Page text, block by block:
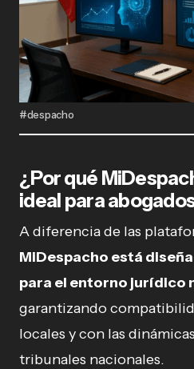
#despacho
¿Por qué
ideal para
A diferencia de las
MiDespacho está
para el entorno jurídico
garantizando
locales y con las
tribunales nacionales.